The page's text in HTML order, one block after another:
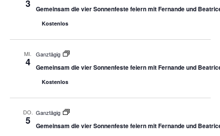
3 Gemeinsam die vier Sonnenfeste feiern mit Fernande und
Kostenlos
MI.
4
Ganztägig
Gemeinsam die vier Sonnenfeste feiern mit Fernande und
Kostenlos
DO.
5
Ganztägig
Gemeinsam die vier Sonnenfeste feiern mit Fernande und